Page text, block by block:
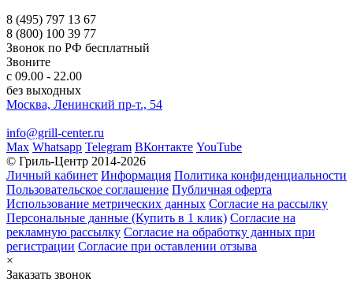
8 (495) 797 13 67
8 (800) 100 39 77
Звонок по РФ бесплатный
Звоните
с 09.00 - 22.00
без выходных
Москва, Ленинский пр-т., 54
info@grill-center.ru
Max Whatsapp Telegram ВКонтакте YouTube
© Гриль-Центр 2014-2026
Личный кабинет Информация Политика конфиденциальности
Пользовательское соглашение Публичная оферта
Использование метрических данных Согласие на рассылку
Персональные данные (Купить в 1 клик) Согласие на
рекламную рассылку Согласие на обработку данных при
регистрации Согласие при оставлении отзыва
×
Заказать звонок